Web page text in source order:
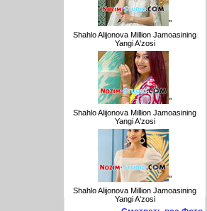
"
Shahlo Alijonova Million Jamoasining
Yangi A'zosi
"
Shahlo Alijonova Million Jamoasining
Yangi A'zosi
"
Shahlo Alijonova Million Jamoasining
Yangi A'zosi